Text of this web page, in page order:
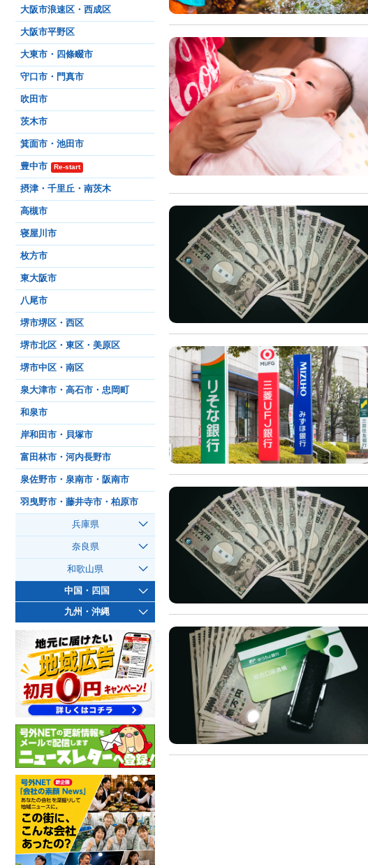
大阪市浪速区・西成区
大阪市平野区
大東市・四條畷市
守口市・門真市
吹田市
茨木市
箕面市・池田市
豊中市 Re-start
摂津・千里丘・南茨木
高槻市
寝屋川市
枚方市
東大阪市
八尾市
堺市堺区・西区
堺市北区・東区・美原区
堺市中区・南区
泉大津市・高石市・忠岡町
和泉市
岸和田市・貝塚市
富田林市・河内長野市
泉佐野市・泉南市・阪南市
羽曳野市・藤井寺市・柏原市
兵庫県
奈良県
和歌山県
中国・四国
九州・沖縄